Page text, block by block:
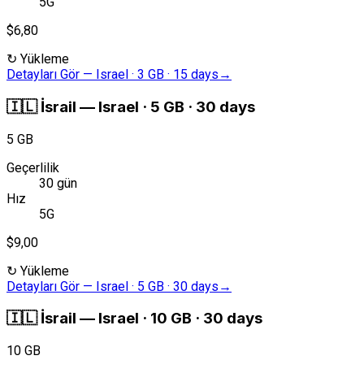
$6,80
↻ Yükleme
Detayları Gör — Israel · 3 GB · 15 days →
🇮🇱 İsrail — Israel · 5 GB · 30 days
5 GB
Geçerlilik
30 gün
Hız
5G
$9,00
↻ Yükleme
Detayları Gör — Israel · 5 GB · 30 days →
🇮🇱 İsrail — Israel · 10 GB · 30 days
10 GB